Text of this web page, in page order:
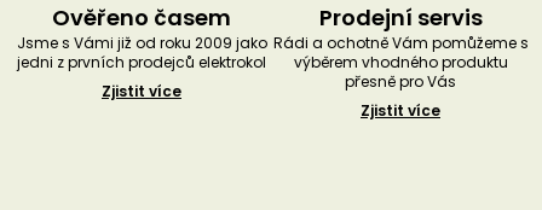
Ověřeno časem
Jsme s Vámi již od roku 2009 jako
jedni z prvních prodejců elektrokol
Zjistit více
Prodejní servis
Rádi a ochotně Vám pomůžeme s
výběrem vhodného produktu
přesně pro Vás
Zjistit více